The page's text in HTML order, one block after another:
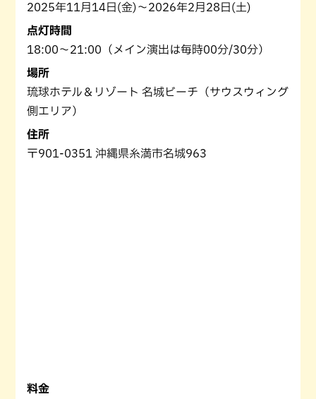
2025年11月14日(金)～2026年2月28日(土)
点灯時間
18:00～21:00（メイン演出は毎時00分/30分）
場所
琉球ホテル＆リゾート 名城ビーチ（サウスウィング
側エリア）
住所
〒901-0351 沖縄県糸満市名城963
料金